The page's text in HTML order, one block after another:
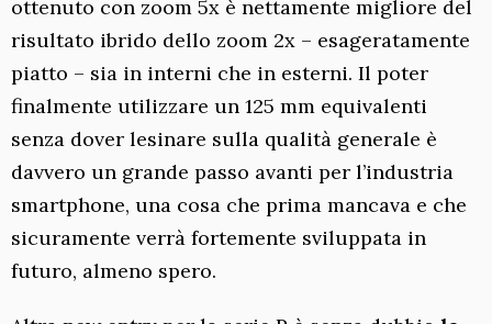
ottenuto con zoom 5x è nettamente migliore del
risultato ibrido dello zoom 2x – esageratamente
piatto – sia in interni che in esterni. Il poter
finalmente utilizzare un 125 mm equivalenti
senza dover lesinare sulla qualità generale è
davvero un grande passo avanti per l’industria
smartphone, una cosa che prima mancava e che
sicuramente verrà fortemente sviluppata in
futuro, almeno spero.